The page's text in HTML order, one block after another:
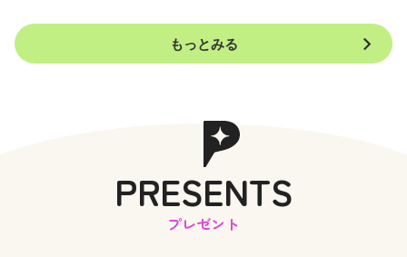
もっとみる
PRESENTS
プレゼント